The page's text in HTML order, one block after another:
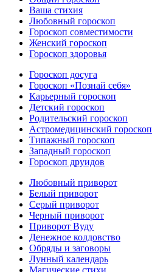
Ваша стихия
Любовный гороскоп
Гороскоп совместимости
Женский гороскоп
Гороскоп здоровья
Гороскоп досуга
Гороскоп «Познай себя»
Карьерный гороскоп
Детский гороскоп
Родительский гороскоп
Астромедицинский гороскоп
Типажный гороскоп
Западный гороскоп
Гороскоп друидов
Любовный приворот
Белый приворот
Серый приворот
Черный приворот
Приворот Вуду
Денежное колдовство
Обряды и заговоры
Лунный календарь
Магические стихи